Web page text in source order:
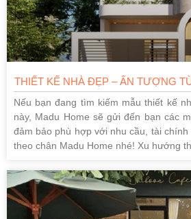
THIẾT KẾ NHÀ ĐẸP – ẤN TƯỢNG
Nếu bạn đang tìm kiếm mẫu thiết kế
này, Madu Home sẽ gửi đến bạn các
đảm bảo phù hợp với nhu cầu, tài
theo chân Madu Home nhé! Xu hướng